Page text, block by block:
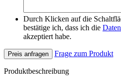
Durch Klicken auf die
bestätige ich, dass ich die
akzeptiert habe.
Preis anfragen Frage zum Produkt
Produktbeschreibung